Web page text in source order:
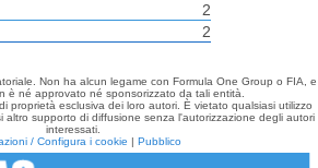
2
2
Non ha alcun legame con Formula One Group o FIA, e
è né approvato né sponsorizzato da tali entità.
proprietà esclusiva dei loro autori. È vietato qualsiasi utilizzo
altro supporto di diffusione senza l'autorizzazione degli autori
interessati.
/ Configura i cookie | Pubblico